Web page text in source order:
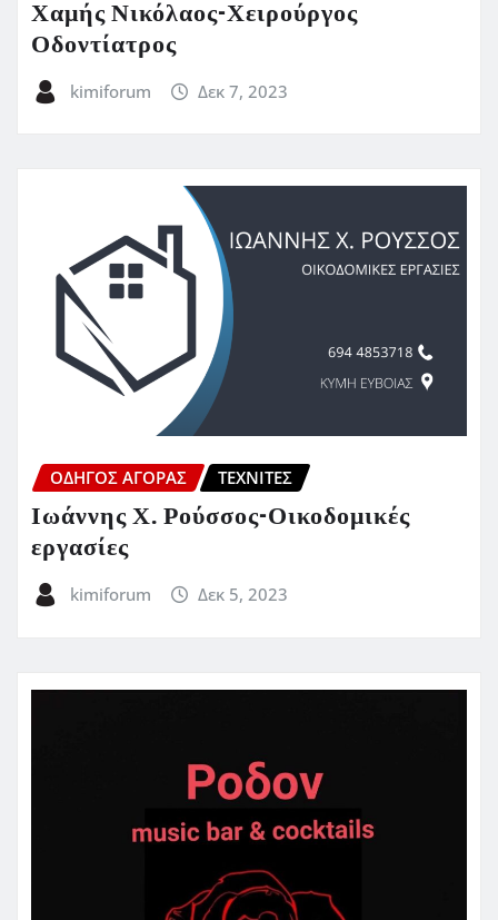
Χαμής Νικόλαος-Χειρούργος
Οδοντίατρος
kimiforum Δεκ 7, 2023
ΟΔΗΓΌΣ ΑΓΟΡΆΣ ΤΕΧΝΊΤΕΣ
Ιωάννης Χ. Ρούσσος-Οικοδομικές
εργασίες
kimiforum Δεκ 5, 2023